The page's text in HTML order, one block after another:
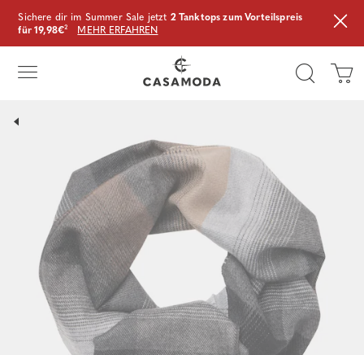
Sichere dir im Summer Sale jetzt 2 Tanktops zum Vorteilspreis
für 19,98€² MEHR ERFAHREN